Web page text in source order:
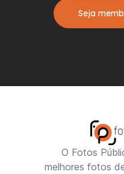
Seja
O Fotos
melhores fotos